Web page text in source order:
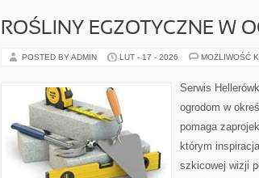
ROŚLINY EGZOTYCZNE W
POSTED BY ADMIN LUT - 17 - 2026 MOŻLIWOŚĆ
Serwis
ogrodom w
pomaga
którym
szkicowej wizji